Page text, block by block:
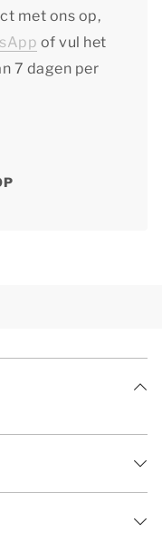
met ons op,
of vul het
7 dagen per